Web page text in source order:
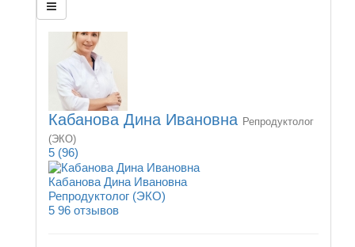
Кабанова Дина Ивановна Репродуктолог
(ЭКО)
5 (96)
Кабанова Дина Ивановна
Репродуктолог (ЭКО)
5 96 отзывов